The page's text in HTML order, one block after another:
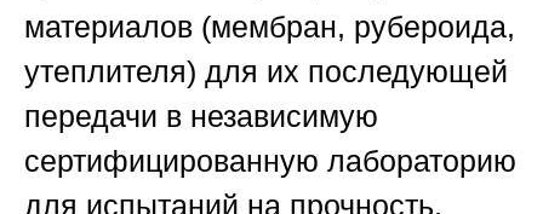
материалов (мембран, рубероида,
утеплителя) для их последующей
передачи в независимую
сертифицированную лабораторию
для испытаний на прочность,